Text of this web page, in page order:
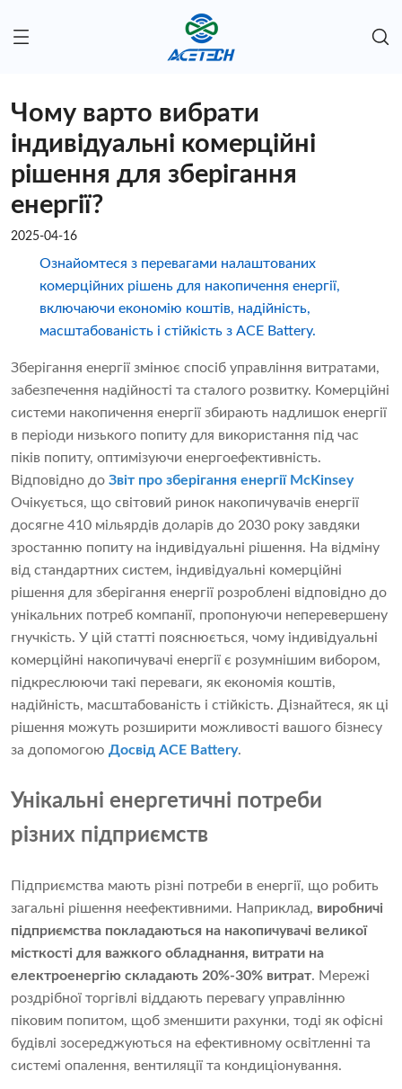
Чому варто вибрати
індивідуальні комерційні
рішення для зберігання
енергії?
2025-04-16
Ознайомтеся з перевагами налаштованих
комерційних рішень для накопичення енергії,
включаючи економію коштів, надійність,
масштабованість і стійкість з ACE Battery.
Зберігання енергії змінює спосіб управління витратами,
забезпечення надійності та сталого розвитку. Комерційні
системи накопичення енергії збирають надлишок енергії
в періоди низького попиту для використання під час
піків попиту, оптимізуючи енергоефективність.
Відповідно до Звіт про зберігання енергії McKinsey
Очікується, що світовий ринок накопичувачів енергії
досягне 410 мільярдів доларів до 2030 року завдяки
зростанню попиту на індивідуальні рішення. На відміну
від стандартних систем, індивідуальні комерційні
рішення для зберігання енергії розроблені відповідно до
унікальних потреб компанії, пропонуючи неперевершену
гнучкість. У цій статті пояснюється, чому індивідуальні
комерційні накопичувачі енергії є розумнішим вибором,
підкреслюючи такі переваги, як економія коштів,
надійність, масштабованість і стійкість. Дізнайтеся, як ці
рішення можуть розширити можливості вашого бізнесу
за допомогою Досвід ACE Battery.
Унікальні енергетичні потреби
різних підприємств
Підприємства мають різні потреби в енергії, що робить
загальні рішення неефективними. Наприклад, виробничі
підприємства покладаються на накопичувачі великої
місткості для важкого обладнання, витрати на
електроенергію складають 20%-30% витрат. Мережі
роздрібної торгівлі віддають перевагу управлінню
піковим попитом, щоб зменшити рахунки, тоді як офісні
будівлі зосереджуються на ефективному освітленні та
системі опалення, вентиляції та кондиціонування.